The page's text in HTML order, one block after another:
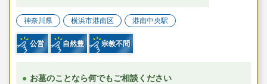
神奈川県 横浜市港南区 港南中央駅
公営 自然豊 宗教不問
お墓のことなら何でもご相談ください